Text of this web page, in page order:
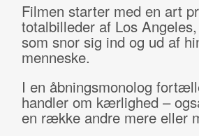
Filmen starter med en art
totalbilleder af Los
som snor sig ind og ud af
menneske.
I en åbningsmonolog
handler om kærlighed –
en række andre mere eller